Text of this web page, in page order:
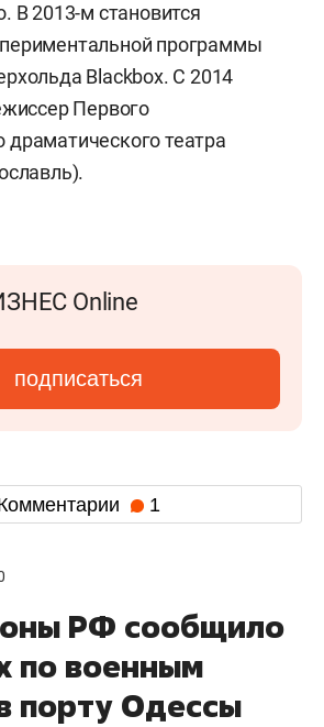
В 2013-м становится
программы
Blackbox. C 2014
Первого
драматического театра
Online
подписаться
1
РФ сообщило
по военным
порту Одессы